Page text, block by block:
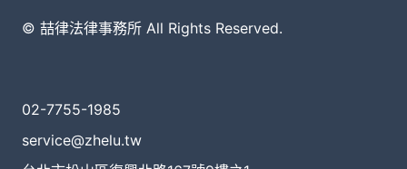
© 喆律法律事務所 All Rights Reserved.
02-7755-1985
service@zhelu.tw